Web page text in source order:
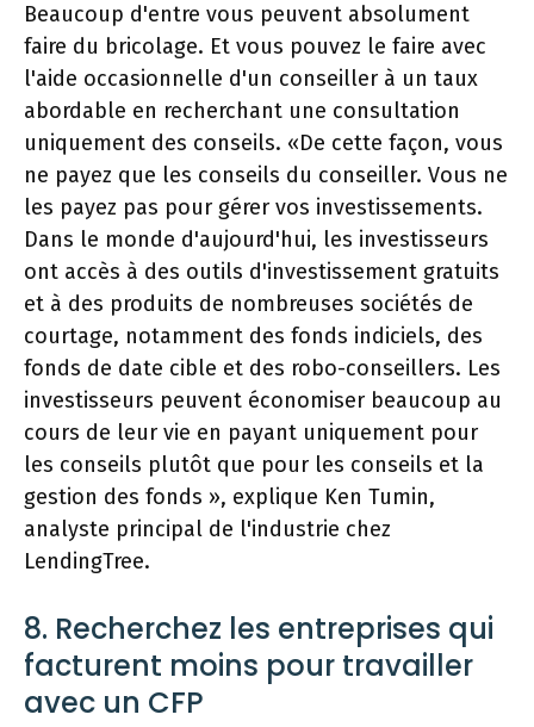
Beaucoup d'entre vous peuvent absolument
faire du bricolage. Et vous pouvez le faire avec
l'aide occasionnelle d'un conseiller à un taux
abordable en recherchant une consultation
uniquement des conseils. «De cette façon, vous
ne payez que les conseils du conseiller. Vous ne
les payez pas pour gérer vos investissements.
Dans le monde d'aujourd'hui, les investisseurs
ont accès à des outils d'investissement gratuits
et à des produits de nombreuses sociétés de
courtage, notamment des fonds indiciels, des
fonds de date cible et des robo-conseillers. Les
investisseurs peuvent économiser beaucoup au
cours de leur vie en payant uniquement pour
les conseils plutôt que pour les conseils et la
gestion des fonds », explique Ken Tumin,
analyste principal de l'industrie chez
LendingTree.
8. Recherchez les entreprises qui
facturent moins pour travailler
avec un CFP